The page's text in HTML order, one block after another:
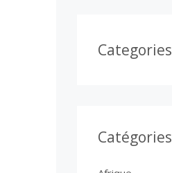
Categories
Catégories